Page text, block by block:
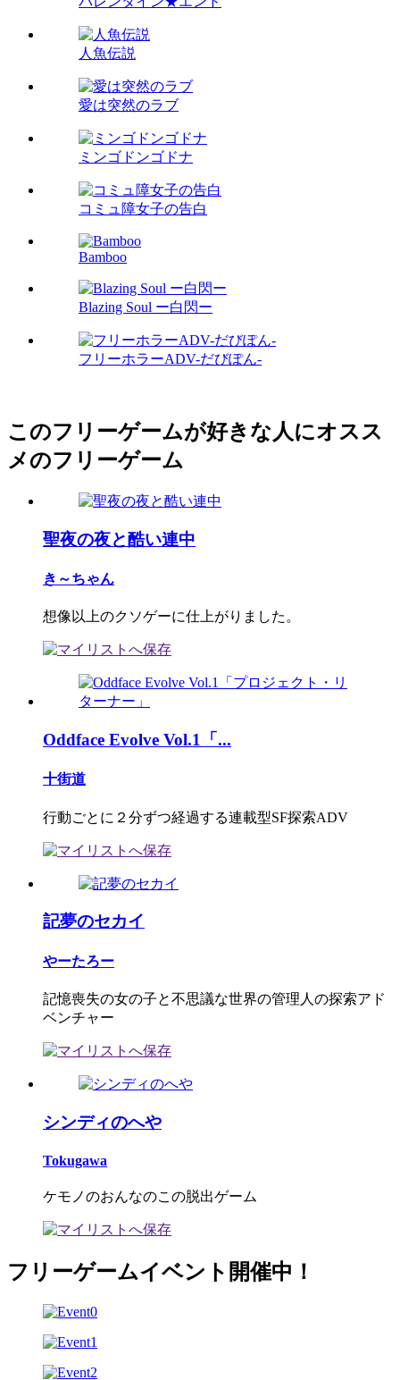
人魚伝説
愛は突然のラブ
ミンゴドンゴドナ
コミュ障女子の告白
Bamboo
Blazing Soul ー白閃ー
フリーホラーADV-だびぽん-
このフリーゲームが好きな人にオスス
メのフリーゲーム
聖夜の夜と酷い連中
き～ちゃん
想像以上のクソゲーに仕上がりました。
Oddface Evolve Vol.1「...
十街道
行動ごとに２分ずつ経過する連載型SF探索ADV
記夢のセカイ
やーたろー
記憶喪失の女の子と不思議な世界の管理人の探索アド
ベンチャー
シンディのへや
Tokugawa
ケモノのおんなのこの脱出ゲーム
フリーゲームイベント開催中！